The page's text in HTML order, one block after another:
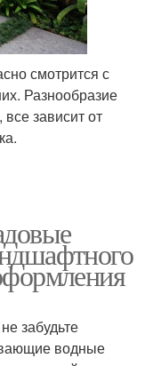
на дачном
участке
на улице
смотрится с
Разнообразие
зависит от
забудьте
водные